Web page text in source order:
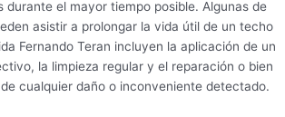
durante el mayor tiempo posible. Algunas de
asistir a prolongar la vida útil de un techo
Fernando Teran incluyen la aplicación de un
la limpieza regular y el reparación o bien
cualquier daño o inconveniente detectado.